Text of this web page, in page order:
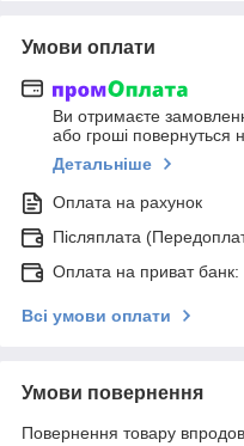
Умови оплати
Ви отримаєте
або гроші повернуться
Детальніше
Оплата на рахунок
Післяплата
Оплата на приват банк:
Всі умови оплати
Умови повернення
Повернення товару